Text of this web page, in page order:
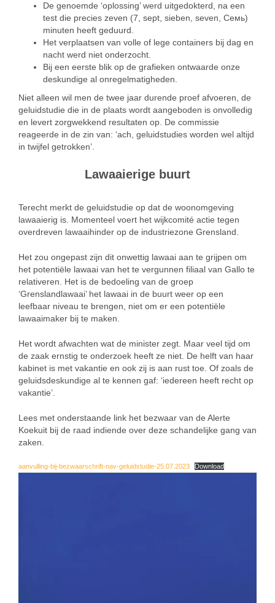
De genoemde ‘oplossing’ werd uitgedokterd, na een
test die precies zeven (7, sept, sieben, seven, Семь)
minuten heeft geduurd.
Het verplaatsen van volle of lege containers bij dag en
nacht werd niet onderzocht.
Bij een eerste blik op de grafieken ontwaarde onze
deskundige al onregelmatigheden.
Niet alleen wil men de twee jaar durende proef afvoeren, de
geluidstudie die in de plaats wordt aangeboden is onvolledig
en levert zorgwekkend resultaten op. De commissie
reageerde in de zin van: ‘ach, geluidstudies worden wel altijd
in twijfel getrokken’.
Lawaaierige buurt
Terecht merkt de geluidstudie op dat de woonomgeving
lawaaierig is. Momenteel voert het wijkcomité actie tegen
overdreven lawaaihinder op de industriezone Grensland.
Het zou ongepast zijn dit onwettig lawaai aan te grijpen om
het potentiële lawaai van het te vergunnen filiaal van Gallo te
relativeren. Het is de bedoeling van de groep
‘Grenslandlawaai’ het lawaai in de buurt weer op een
leefbaar niveau te brengen, niet om er een potentiële
lawaaimaker bij te maken.
Het wordt afwachten wat de minister zegt. Maar veel tijd om
de zaak ernstig te onderzoek heeft ze niet. De helft van haar
kabinet is met vakantie en ook zij is aan rust toe. Of zoals de
geluidsdeskundige al te kennen gaf: ‘iedereen heeft recht op
vakantie’.
Lees met onderstaande link het bezwaar van de Alerte
Koekuit bij de raad indiende over deze schandelijke gang van
zaken.
aanvulling-bij-bezwaarschrift-nav-geluidstudie-25.07.2023 Download